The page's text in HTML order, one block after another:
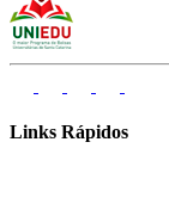
Links Rápidos